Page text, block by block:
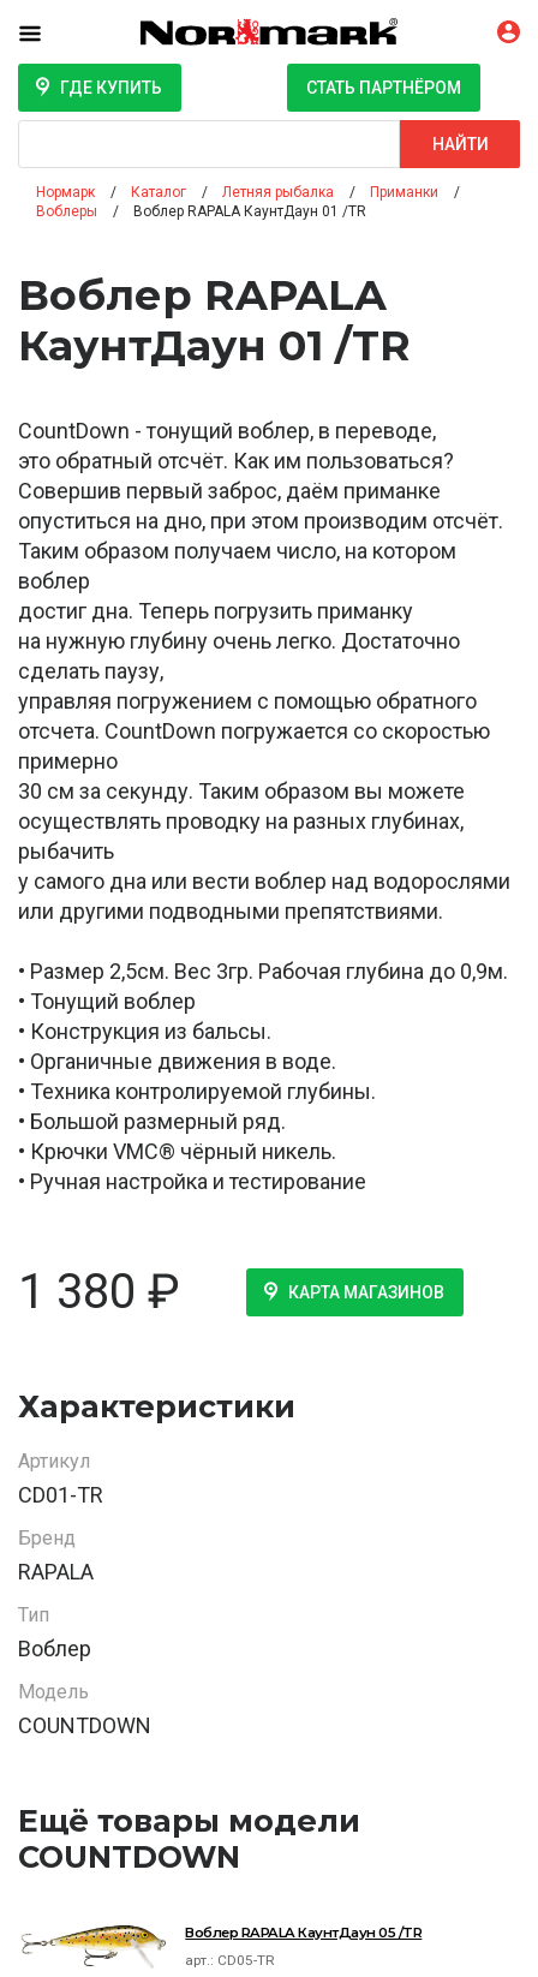
ГДЕ КУПИТЬ СТАТЬ ПАРТНЁРОМ
НАЙТИ
Нормарк Каталог Летняя рыбалка
Приманки
Воблеры
Воблер RAPALA КаунтДаун 01 /TR
Воблер RAPALA
КаунтДаун 01 /TR
CountDown - тонущий воблер, в переводе,
это обратный отсчёт. Как им пользоваться?
Совершив первый заброс, даём приманке
опуститься на дно, при этом производим отсчёт.
Таким образом получаем число, на котором
воблер
достиг дна. Теперь погрузить приманку
на нужную глубину очень легко. Достаточно
сделать паузу,
управляя погружением с помощью обратного
отсчета. CountDown погружается со скоростью
примерно
30 см за секунду. Таким образом вы можете
осуществлять проводку на разных глубинах,
рыбачить
у самого дна или вести воблер над водорослями
или другими подводными препятствиями.
• Размер 2,5см. Вес 3гр. Рабочая глубина до 0,9м.
• Тонущий воблер
• Конструкция из бальсы.
• Органичные движения в воде.
• Техника контролируемой глубины.
• Большой размерный ряд.
• Крючки VMC® чёрный никель.
• Ручная настройка и тестирование
1 380 ₽ КАРТА МАГАЗИНОВ
Характеристики
Артикул
CD01-TR
Бренд
RAPALA
Тип
Воблер
Модель
COUNTDOWN
Ещё товары модели
COUNTDOWN
Воблер RAPALA КаунтДаун 05 /TR
арт.: CD05-TR